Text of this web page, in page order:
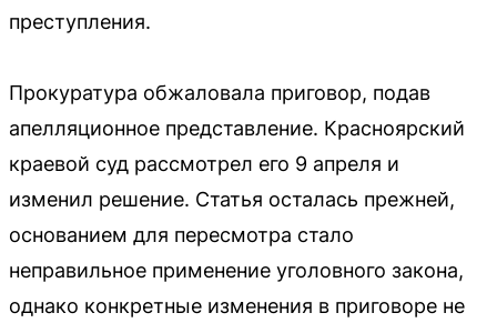
преступления.
Прокуратура обжаловала приговор, подав
апелляционное представление. Красноярский
краевой суд рассмотрел его 9 апреля и
изменил решение. Статья осталась прежней,
основанием для пересмотра стало
неправильное применение уголовного закона,
однако конкретные изменения в приговоре не